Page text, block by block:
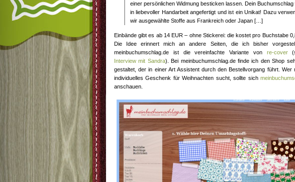
einer persönlichen Widmung besticken lassen. Dein Buchumschlag
in liebevoller Handarbeit angefertigt und ist ein Unikat! Dazu
wir ausgewählte Stoffe aus Frankreich oder Japan […]
Einbände gibt es ab 14 EUR – ohne Stickerei: die kostet pro Buchstabe
Die Idee erinnert mich an andere Seiten, die ich bisher
meinbuchumschlag.de ist die vereinfachte Variante von re-cover
Interview mit Sandra). Bei meinbuchumschlag.de finde ich den Shop
gestaltet, der in einer Art Assistent durch den Bestellvorgang führt. Wer
individuelles Geschenk für Weihnachten sucht, sollte sich
anschauen.